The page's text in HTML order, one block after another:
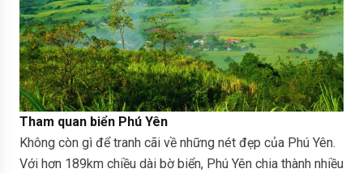
Tham quan biển Phú Yên
Không còn gì để tranh cãi về những nét đẹp của Phú Yên.
Với hơn 189km chiều dài bờ biển, Phú Yên chia thành nhiều